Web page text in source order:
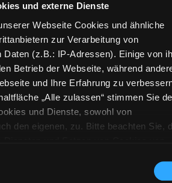
und externe Dienste
Webseite Cookies und ähnliche
zur Verarbeitung von
Daten (z.B.: IP-Adressen). Einige von
Betrieb der Webseite, während
und Ihre Erfahrung zu
„Alle zulassen“ stimmen Sie
und Dienste, sowohl von
den eigenen, zu. Bitte beachten Sie,
EWR ohne adäquates
FIT
0